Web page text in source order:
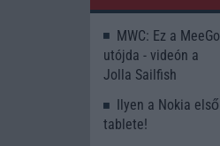
MWC: Ez a MeeGo
utójda - videón a
Jolla Sailfish
Ilyen a Nokia első
tablete!